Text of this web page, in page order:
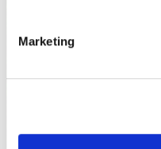
Marketing